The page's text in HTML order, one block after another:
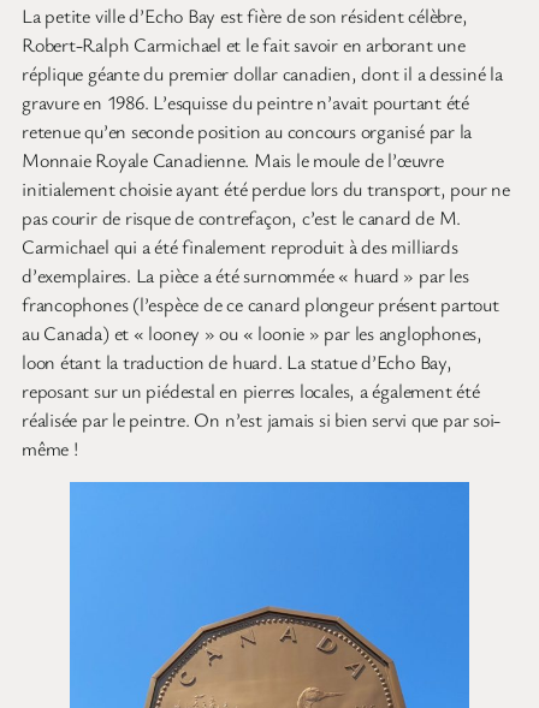
La petite ville d’Echo Bay est fière de son résident célèbre,
Robert-Ralph Carmichael et le fait savoir en arborant une
réplique géante du premier dollar canadien, dont il a dessiné la
gravure en 1986. L’esquisse du peintre n’avait pourtant été
retenue qu’en seconde position au concours organisé par la
Monnaie Royale Canadienne. Mais le moule de l’œuvre
initialement choisie ayant été perdue lors du transport, pour ne
pas courir de risque de contrefaçon, c’est le canard de M.
Carmichael qui a été finalement reproduit à des milliards
d’exemplaires. La pièce a été surnommée « huard » par les
francophones (l’espèce de ce canard plongeur présent partout
au Canada) et « looney » ou « loonie » par les anglophones,
loon étant la traduction de huard. La statue d’Echo Bay,
reposant sur un piédestal en pierres locales, a également été
réalisée par le peintre. On n’est jamais si bien servi que par soi-
même !